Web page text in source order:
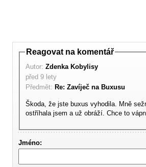
Reagovat na komentář
Autor: Zdenka Kobylisy
před 9 lety
Předmět: Re: Zavíječ na Buxusu
Škoda, že jste buxus vyhodila. Mně
ostříhala jsem a už obráží. Chce to
Jméno: